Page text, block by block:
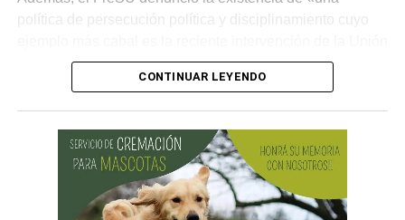
política de persecución política y disciplinamiento cuyo
Obrera Metalúrgica (UOM) y la persecución mediática,
gremial, jurídica y personal» desplegada por funcionarios
(APLA), Pablo Biró.
«El espíritu de esta reforma es beneficiar sólo a los
empresarios y aumentar sus márgenes de rentabilidad a
partir de una mayor explotación. Jornadas más extensas
CONTINUAR LEYENDO